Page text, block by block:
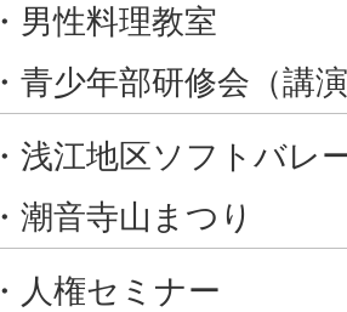
・男性料理教室
・青少年部研修会（講
・浅江地区ソフトバレ
・潮音寺山まつり
・人権セミナー